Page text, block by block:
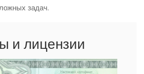
задач.
и лицензии